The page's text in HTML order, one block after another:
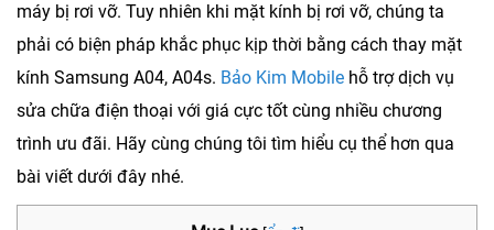
máy bị rơi vỡ. Tuy nhiên khi mặt kính bị rơi vỡ, chúng ta
phải có biện pháp khắc phục kịp thời bằng cách thay mặt
kính Samsung A04, A04s. Bảo Kim Mobile hỗ trợ dịch vụ
sửa chữa điện thoại với giá cực tốt cùng nhiều chương
trình ưu đãi. Hãy cùng chúng tôi tìm hiểu cụ thể hơn qua
bài viết dưới đây nhé.